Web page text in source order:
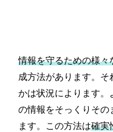
情報を守るための様々
成方法があります。
かは状況によります。
の情報をそっくりその
ます。この方法は確実